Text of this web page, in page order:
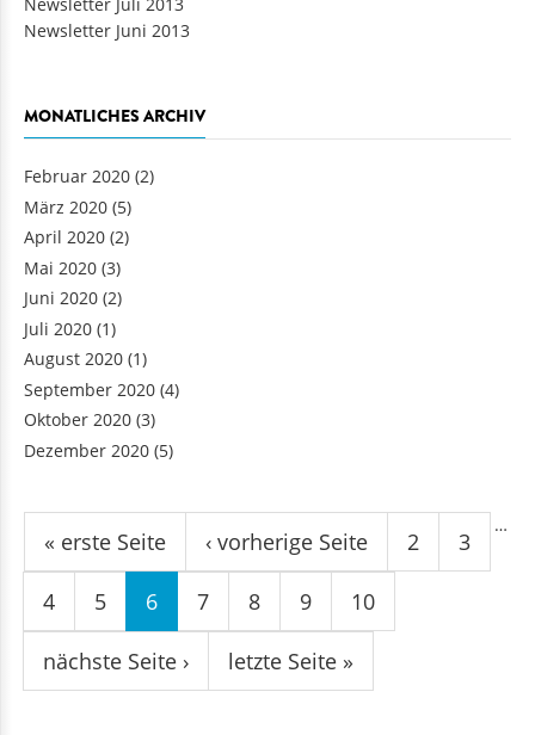
Newsletter Juli 2013
Newsletter Juni 2013
MONATLICHES ARCHIV
Februar 2020 (2)
März 2020 (5)
April 2020 (2)
Mai 2020 (3)
Juni 2020 (2)
Juli 2020 (1)
August 2020 (1)
September 2020 (4)
Oktober 2020 (3)
Dezember 2020 (5)
Seiten
« erste Seite ‹ vorherige Seite
…
2 3
4 5 6 7 8 9 10
nächste Seite › letzte Seite »